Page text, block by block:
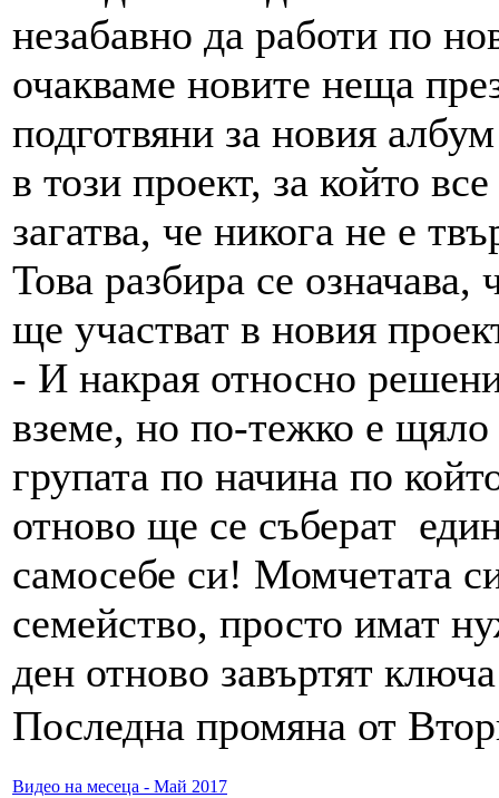
незабавно да работи по
очакваме новите неща
подготвяни за новия
в този проект, за който
загатва, че никога не е
Това разбира се означава,
ще участват в новия
- И накрая относно
вземе, но по-тежко е
групата по начина по
отново ще се съберат
самосебе си! Момчетата
семейство, просто имат
ден отново завъртят
Последна промяна от
Видео на месеца - Май 2017